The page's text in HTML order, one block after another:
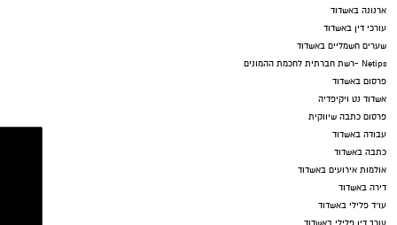
ארנונה באשדוד
עורכי דין באשדוד
שערים חשמליים באשדוד
Netips -רשת חברתית לחכמת ההמונים
פרסום באשדוד
אשדוד נט ויקיפדיה
פרסום כתבה שיווקית
עבודה באשדוד
כתבה באשדוד
אולמות אירועים באשדוד
דירה באשדוד
עו"ד פלילי באשדוד